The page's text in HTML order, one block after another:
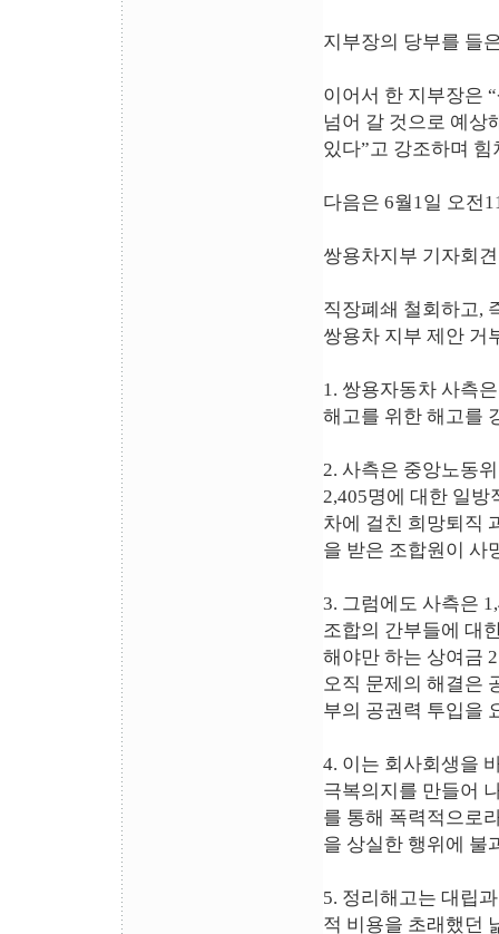
지부장의 당부를 들
이어서 한 지부장은
넘어 갈 것으로 예상
있다”고 강조하며
다음은 6월1일 오전
쌍용차지부 기자회
직장폐쇄 철회하고,
쌍용차 지부 제안 거
1. 쌍용자동차 사측
해고를 위한 해고를
2. 사측은 중앙노동
2,405명에 대한 일방
차에 걸친 희망퇴직
을 받은 조합원이 사
3. 그럼에도 사측은
조합의 간부들에 대
해야만 하는 상여금
오직 문제의 해결은
부의 공권력 투입을
4. 이는 회사회생을
극복의지를 만들어
를 통해 폭력적으로
을 상실한 행위에 불
5. 정리해고는 대립
적 비용을 초래했던